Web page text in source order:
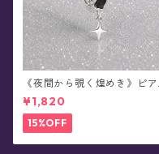
《夜間から覗く煌めき》ピア
ス(片耳用)
¥1,820
15%OFF